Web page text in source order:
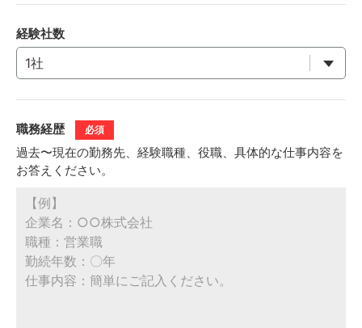
経験社数
職務経歴 必須
過去〜現在の勤務先、経験職種、役職、具体的な仕事内容を
お答えください。